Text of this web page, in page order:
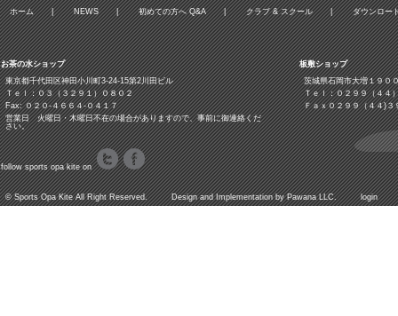
ホーム | NEWS | 初めての方へ Q&A | クラブ & スクール | ダウンロー
お茶の水ショップ
東京都千代田区神田小川町3‐24‐15第2川田ビル
Ｔｅｌ：０３（３２９１）０８０２
Fax: ０２０-４６６４-０４１７
営業日 火曜日・木曜日不在の場合がありますので、事前に御連絡くだ
さい。
follow sports opa kite on
板敷ショップ
茨城県石岡市大増１９０
Ｔｅｌ：０２９９（４４
Ｆａｘ０２９９（４４)３
©Sports Opa KiteAll Right Reserved. Design and Implementation byPawana LLC. login